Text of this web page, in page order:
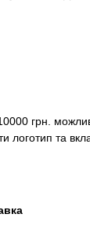
грн.
логотип та